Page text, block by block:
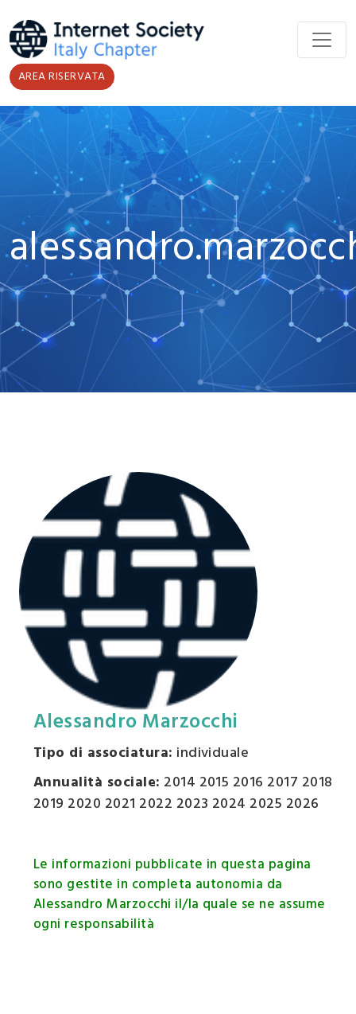
AREA RISERVATA
Alessandro Marzocchi
Tipo di associatura: individuale
Annualità sociale: 2014 2015 2016 2017 2018
2019 2020 2021 2022 2023 2024 2025 2026
Le informazioni pubblicate in questa pagina
sono gestite in completa autonomia da
Alessandro Marzocchi il/la quale se ne assume
ogni responsabilità